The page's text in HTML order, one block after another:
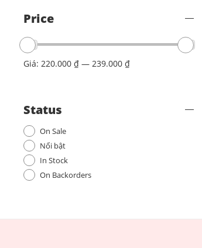
Price
Giá: 220.000 ₫ — 239.000 ₫
Status
On Sale
Nổi bật
In Stock
On Backorders